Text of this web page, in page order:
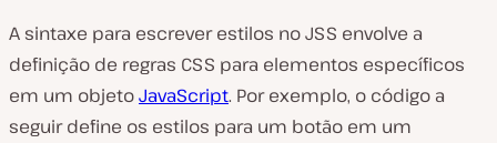
A sintaxe para escrever estilos no JSS envolve a
definição de regras CSS para elementos específicos
em um objetoJavaScript. Por exemplo, o código a
seguir define os estilos para um botão em um